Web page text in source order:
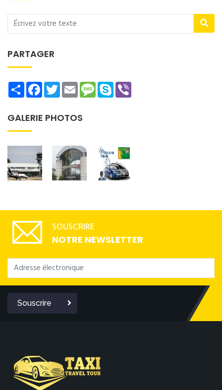
PARTAGER
ShareFacebookTwitterEmailMessage
Skype
GALERIE PHOTOS
SOUSCRIRE
NOTRE NEWSLETTER
Souscrire